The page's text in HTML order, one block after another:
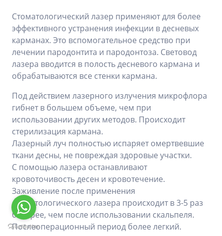
Стоматологический лазер применяют для более
эффективного устранения инфекции в десневых
карманах. Это вспомогательное средство при
лечении пародонтита и пародонтоза. Световод
лазера вводится в полость десневого кармана и
обрабатываются все стенки кармана.
Под действием лазерного излучения микрофлора
гибнет в большем объеме, чем при
использовании других методов. Происходит
стерилизация кармана.
Лазерный луч полностью испаряет омертвевшие
ткани десны, не повреждая здоровые участки.
С помощью лазера останавливают
кровоточивость десен и кровотечение.
Заживление после применения
стоматологического лазера происходит в 3-5 раз
быстрее, чем после использовании скальпеля.
Послеоперационный период более легкий.